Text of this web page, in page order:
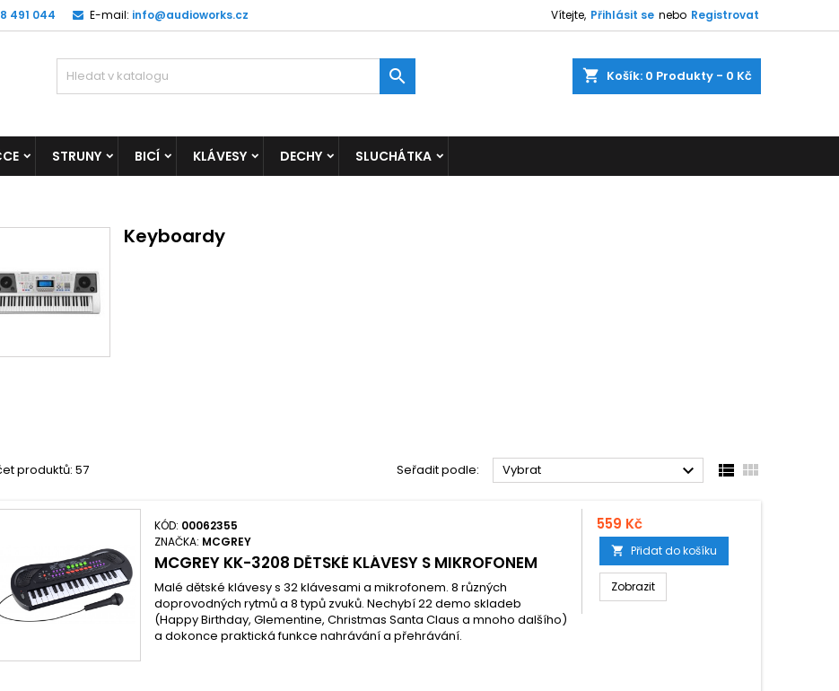
491 044 E-mail: info@audioworks.cz Vítejte, Přihlásit se nebo Registrovat
shopping_cart Košík: 0 Produkty - 0 Kč

STRUNY BICÍ KLÁVESY DECHY SLUCHÁTKA
Keyboardy
produktů: 57 Seřadit podle: Vybrat   
KÓD: 00062355
ZNAČKA: MCGREY
MCGREY KK-3208 DĚTSKÉ KLÁVESY S MIKROFONEM
Malé dětské klávesy s 32 klávesami a mikrofonem. 8 různých
doprovodných rytmů a 8 typů zvuků. Nechybí 22 demo skladeb
(Happy Birthday, Glementine, Christmas Santa Claus a mnoho dalšího)
a dokonce praktická funkce nahrávání a přehrávání.
559 Kč
 Přidat do košíku
Zobrazit